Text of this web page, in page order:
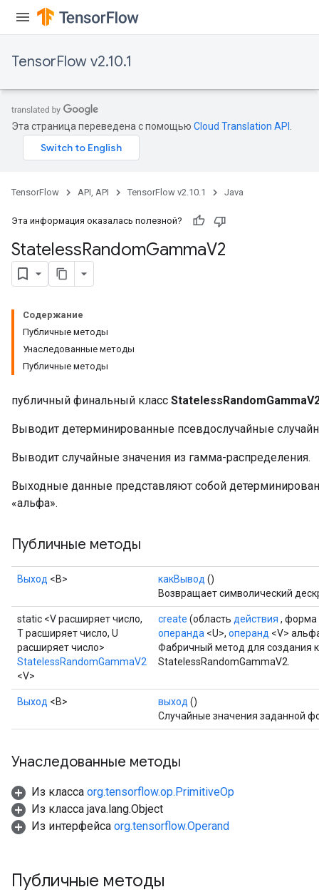
TensorFlow v2.10.1
Эта страница переведена с помощью Cloud Translation API
TensorFlow API, API TensorFlow v2.10.1 Java
Эта информация оказалась полезной?
StatelessRandomGammaV2
Содержание
Публичные методы
Унаследованные методы
Публичные методы
публичный финальный класс
Выводит детерминированные псевдослучайные
Выводит случайные значения из гамма-распределения.
Выходные данные представляют собой
«альфа».
Публичные методы
Выход <В> какВывод ()
Возвращает символический
static <V расширяет число,
T расширяет число, U
расширяет число>
StatelessRandomGammaV2
<V>
create (область действия , форма
операнда <U>, операнд <V>
Фабричный метод для создания
StatelessRandomGammaV2.
Выход <В> выход ()
Случайные значения заданной
Унаследованные методы
Из класса org.tensorflow.op.PrimitiveOp
Из класса java.lang.Object
Из интерфейса org.tensorflow.Operand
Публичные методы